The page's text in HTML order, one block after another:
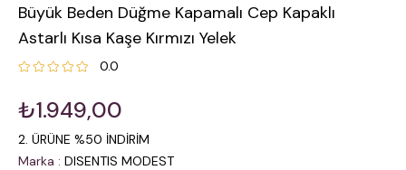
Büyük Beden Düğme Kapamalı Cep Kapaklı
Astarlı Kısa Kaşe Kırmızı Yelek
0.0
₺1.949,00
2. ÜRÜNE %50 İNDİRİM
Marka : DISENTIS MODEST